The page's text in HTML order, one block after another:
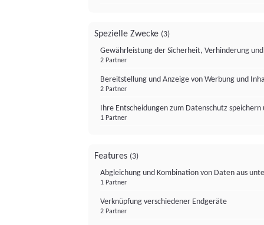
Spezielle Zwecke (3)
Gewährleistung der Sicherheit, Verhinderung
2 Partner
Bereitstellung und Anzeige von Werbung und
2 Partner
Ihre Entscheidungen zum Datenschutz
1 Partner
Features (3)
Abgleichung und Kombination von Daten aus
1 Partner
Verknüpfung verschiedener Endgeräte
2 Partner